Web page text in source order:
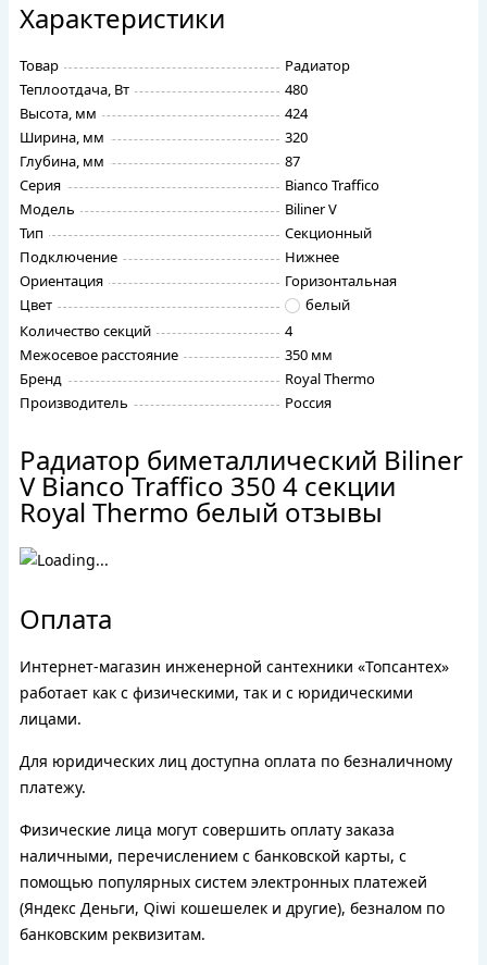
Характеристики
Товар
Радиатор
Теплоотдача, Вт
480
Высота, мм
424
Ширина, мм
320
Глубина, мм
87
Серия
Bianco Traffico
Модель
Biliner V
Тип
Секционный
Подключение
Нижнее
Ориентация
Горизонтальная
Цвет
белый
Количество секций
4
Межосевое расстояние
350 мм
Бренд
Royal Thermo
Производитель
Россия
Радиатор биметаллический Biliner
V Bianco Traffico 350 4 секции
Royal Thermo белый отзывы
Оплата
Интернет-магазин инженерной сантехники «Топсантех»
работает как с физическими, так и с юридическими
лицами.
Для юридических лиц доступна оплата по безналичному
платежу.
Физические лица могут совершить оплату заказа
наличными, перечислением с банковской карты, с
помощью популярных систем электронных платежей
(Яндекс Деньги, Qiwi кошешелек и другие), безналом по
банковским реквизитам.